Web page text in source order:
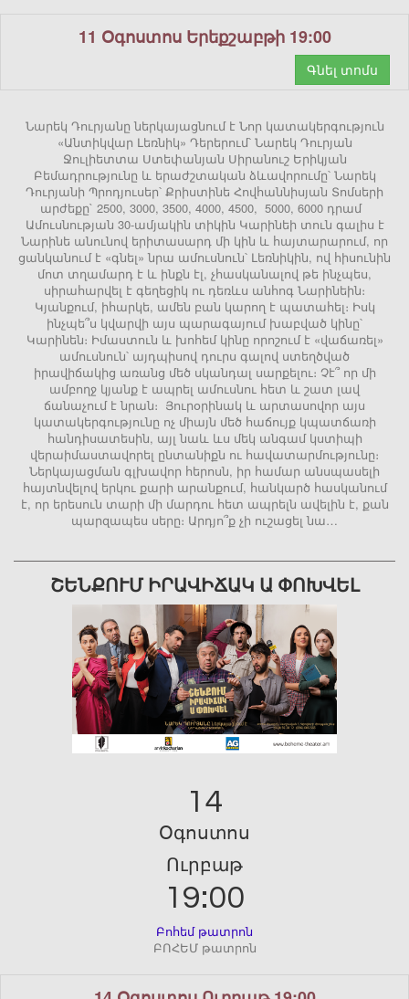
11 Օգոստոս Երեքշաբթի 19:00
Գնել տոմս
Նարեկ Դուրյանը ներկայացնում է Նոր կատակերգություն
«Անտիկվար Լեռնիկ» Դերերում՝ Նարեկ Դուրյան
Ջուլիետտա Ստեփանյան Սիրանուշ Երիկյան
Բեմադրությունը և երաժշտական ձևավորումը՝ Նարեկ
Դուրյանի Պրոդյուսեր՝ Քրիստինե Հովհաննիսյան Տոմսերի
արժեքը` 2500, 3000, 3500, 4000, 4500, 5000, 6000 դրամ
Ամուսնության 30-ամյակին տիկին Կարինեի տուն գալիս է
Նարինե անունով երիտասարդ մի կին և հայտարարում, որ
ցանկանում է «գնել» նրա ամուսնուն՝ Լեռնիկին, ով հիսունին
մոտ տղամարդ է և ինքն էլ, չհասկանալով թե ինչպես,
սիրահարվել է գեղեցիկ ու դեռևս անհոգ Նարինեին։
Կյանքում, իհարկե, ամեն բան կարող է պատահել։ Իսկ
ինչպե՞ս կվարվի այս պարագայում խաբված կինը՝
Կարինեն։ Իմաստուն և խոհեմ կինը որոշում է «վաճառել»
ամուսնուն՝ այդպիսով դուրս գալով ստեղծված
իրավիճակից առանց մեծ սկանդալ սարքելու։ Չէ՞ որ մի
ամբողջ կյանք է ապրել ամուսնու հետ և շատ լավ
ճանաչում է նրան։ Յուրօրինակ և արտասովոր այս
կատակերգությունը ոչ միայն մեծ հաճույք կպատճառի
հանդիսատեսին, այլ նաև ևս մեկ անգամ կստիպի
վերաիմաստավորել ընտանիքն ու հավատարմությունը։
Ներկայացման գլխավոր հերոսն, իր համար անսպասելի
հայտնվելով երկու քարի արանքում, հանկարծ հասկանում
է, որ երեսուն տարի մի մարդու հետ ապրելն ավելին է, քան
պարզապես սերը։ Արդյո՞ք չի ուշացել նա…
ՇԵՆՔՈՒՄ ԻՐԱՎԻՃԱԿ Ա ՓՈԽՎԵԼ
14
Օգոստոս
Ուրբաթ
19:00
Բոհեմ թատրոն
ԲՈՀԵՄ թատրոն